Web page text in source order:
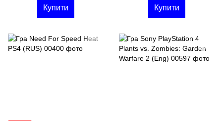
Купити Купити